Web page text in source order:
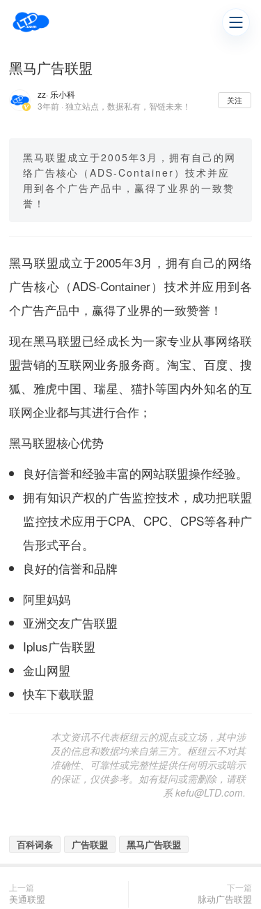
黑马广告联盟
zz· 乐小科
3年前 · 独立站点，数据私有，智链未来！
关注
黑马联盟成立于2005年3月，拥有自己的网
络广告核心（ADS-Container）技术并应
用到各个广告产品中，赢得了业界的一致赞
誉！
黑马联盟成立于2005年3月，拥有自己的网络
广告核心（ADS-Container）技术并应用到各
个广告产品中，赢得了业界的一致赞誉！
现在黑马联盟已经成长为一家专业从事网络联
盟营销的互联网业务服务商。淘宝、 百度、搜
狐、 雅虎中国、瑞星、 猫扑等国内外知名的互
联网企业都与其进行合作；
黑马联盟核心优势
良好信誉和经验丰富的网站联盟操作经验。
拥有知识产权的广告监控技术，成功把联盟
监控技术应用于CPA、 CPC、 CPS等各种广
告形式平台。
良好的信誉和品牌
阿里妈妈
亚洲交友广告联盟
Iplus广告联盟
金山网盟
快车下载联盟
本文资讯不代表枢纽云的观点或立场，其中涉
及的信息和数据均来自第三方。枢纽云不对其
准确性、可靠性或完整性提供任何明示或暗示
的保证，仅供参考。如有疑问或需删除，请联
系 kefu@LTD.com.
百科词条 广告联盟 黑马广告联盟
上一篇
美通联盟
下一篇
脉动广告联盟